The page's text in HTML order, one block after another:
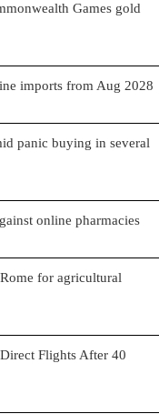
Games gold
imports from Aug 2028
panic buying in several
online pharmacies
for agricultural
Flights After 40